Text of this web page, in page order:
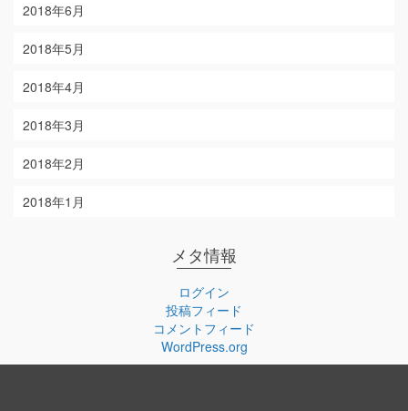
2018年6月
2018年5月
2018年4月
2018年3月
2018年2月
2018年1月
メタ情報
ログイン
投稿フィード
コメントフィード
WordPress.org